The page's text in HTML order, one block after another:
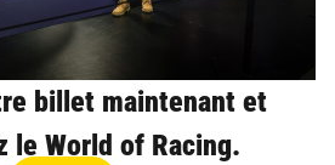
billet maintenant et
le World of Racing.